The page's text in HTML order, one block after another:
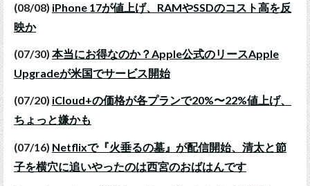
(08/08) iPhone 17が値上げ、RAMやSSDのコスト高を反
映か
(07/30) 本当にお得なのか？Apple公式のリースApple
Upgradeが米国でサービス開始
(07/20) iCloud+の価格が各プランで20%〜22%値上げ、
ちょっと嫌かも
(07/16) Netflixで『火垂るの墓』が配信開始、清太と節
子を横穴に追いやったのは西宮のおばはんです